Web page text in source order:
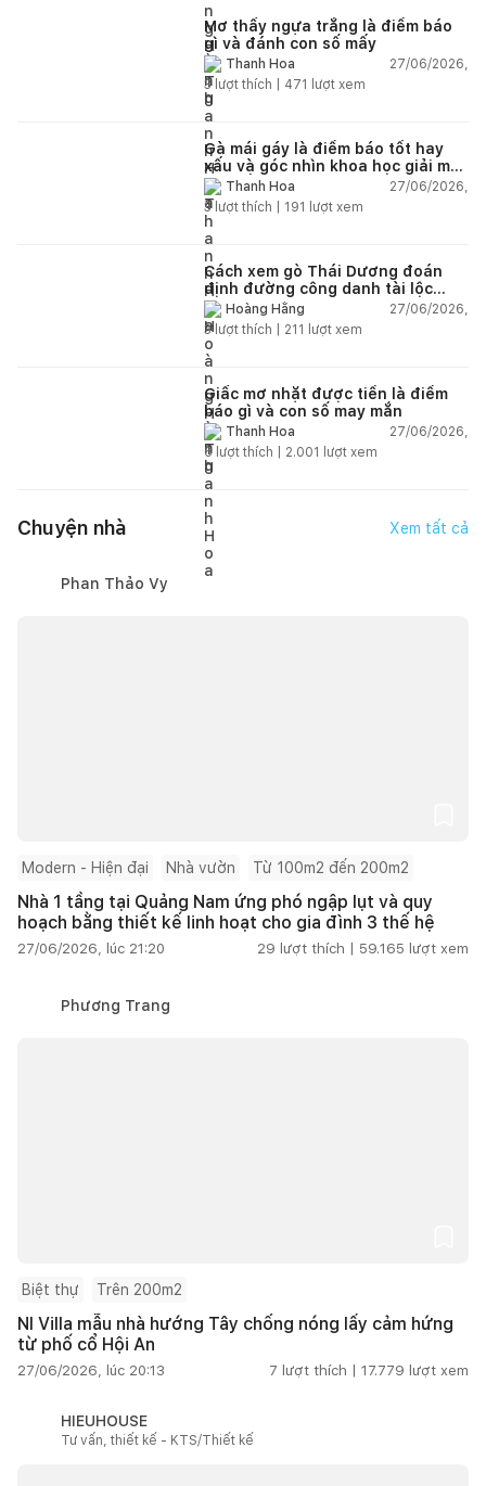
Mơ thấy ngựa trắng là điềm báo
gì và đánh con số mấy
Thanh Hoa
27/06/2026,
3lượt thích | 471 lượt xem
Gà mái gáy là điềm báo tốt hay
xấu và góc nhìn khoa học giải mã
chi tiết
Thanh Hoa
27/06/2026,
3lượt thích | 191 lượt xem
Cách xem gò Thái Dương đoán
định đường công danh tài lộc
theo nhân tướng học
Hoàng Hằng
27/06/2026,
3lượt thích | 211 lượt xem
Giấc mơ nhặt được tiền là điềm
báo gì và con số may mắn
Thanh Hoa
27/06/2026,
6 lượt thích | 2.001 lượt xem
Chuyện nhà Xem tất cả
Phan Thảo Vy
Modern - Hiện đại Nhà vườn Từ 100m2 đến 200m2
Nhà 1 tầng tại Quảng Nam ứng phó ngập lụt và quy
hoạch bằng thiết kế linh hoạt cho gia đình 3 thế hệ
27/06/2026, lúc 21:20 29 lượt thích | 59.165 lượt xem
Phương Trang
Biệt thự Trên 200m2
NI Villa mẫu nhà hướng Tây chống nóng lấy cảm hứng
từ phố cổ Hội An
27/06/2026, lúc 20:13 7 lượt thích | 17.779 lượt xem
HIEUHOUSE
Tư vấn, thiết kế - KTS/Thiết kế